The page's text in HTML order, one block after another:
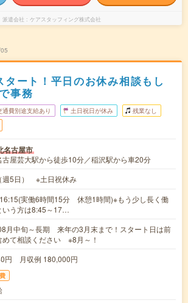
派遣会社 ケアスタッフィング株式会社
タート！平日のお休み相談もし
事務
通費別途支給あり 土日祝日が休み 残業なし
名古屋市
古屋芸大駅から徒歩10分／稲沢駅から車20分
週5日） ※土日祝休み
実働6時間15分 休憩1時間)※もう少し長く働
いう方は8:45～17…
月中旬～長期 来年の3月末まで！スタート日は前
めて相談ください ※8月～！
円 月収例 180,000円